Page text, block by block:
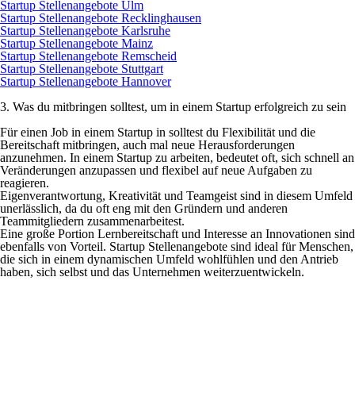
Startup Stellenangebote Ulm
Startup Stellenangebote Recklinghausen
Startup Stellenangebote Karlsruhe
Startup Stellenangebote Mainz
Startup Stellenangebote Remscheid
Startup Stellenangebote Stuttgart
Startup Stellenangebote Hannover
3. Was du mitbringen solltest, um in einem Startup erfolgreich zu sein
Für einen Job in einem Startup in solltest du Flexibilität und die
Bereitschaft mitbringen, auch mal neue Herausforderungen
anzunehmen. In einem Startup zu arbeiten, bedeutet oft, sich schnell an
Veränderungen anzupassen und flexibel auf neue Aufgaben zu
reagieren.
Eigenverantwortung, Kreativität und Teamgeist sind in diesem Umfeld
unerlässlich, da du oft eng mit den Gründern und anderen
Teammitgliedern zusammenarbeitest.
Eine große Portion Lernbereitschaft und Interesse an Innovationen sind
ebenfalls von Vorteil. Startup Stellenangebote sind ideal für Menschen,
die sich in einem dynamischen Umfeld wohlfühlen und den Antrieb
haben, sich selbst und das Unternehmen weiterzuentwickeln.